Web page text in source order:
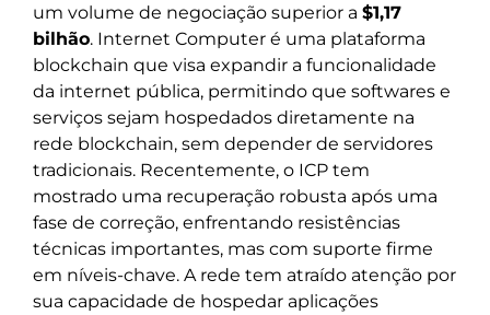
um volume de negociação superior a $1,17
bilhão. Internet Computer é uma plataforma
blockchain que visa expandir a funcionalidade
da internet pública, permitindo que softwares e
serviços sejam hospedados diretamente na
rede blockchain, sem depender de servidores
tradicionais. Recentemente, o ICP tem
mostrado uma recuperação robusta após uma
fase de correção, enfrentando resistências
técnicas importantes, mas com suporte firme
em níveis-chave. A rede tem atraído atenção por
sua capacidade de hospedar aplicações